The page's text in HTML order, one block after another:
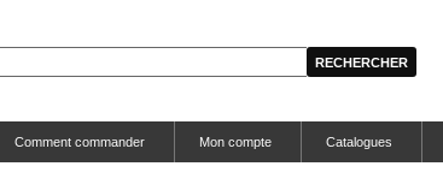
Comment commander Mon compte Catalogues